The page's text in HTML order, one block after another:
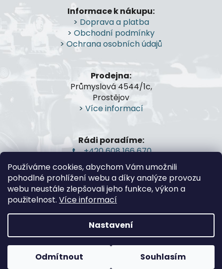
Používáme cookies, abychom Vám umožnili
pohodlné prohlížení webu a díky analýze provozu
webu neustále zlepšovali jeho funkce, výkon a
použitelnost. Více informací
Nastavení
Odmítnout Souhlasím
p
a
Informace k nákupu:
> Doprava a platba
> Obchodní podmínky
> Ochrana osobních údajů
Prodejna:
Průmyslová 4544/1c,
Prostějov
> Více informací
Rádi poradíme:
+420 608 166 670
gsa@gsa-shop.cz
Vytvořil Shoptet
Copyright 2026
G.S.A.-Guns and Shooting